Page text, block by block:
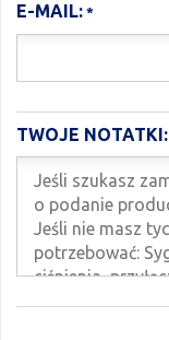
E-MAIL:
TWOJE NOTATKI: